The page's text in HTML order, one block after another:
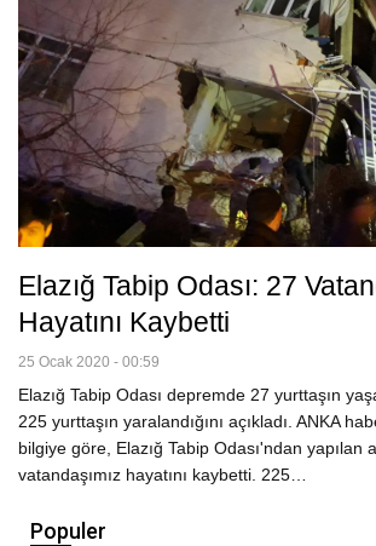
Elazığ Tabip Odası: 27
Hayatını Kaybetti
25 Ocak 2020 - 00:59
Elazığ Tabip Odası depremde 27 yurttaşın
225 yurttaşın yaralandığını açıkladı. ANKA
bilgiye göre, Elazığ Tabip Odası'ndan yapılan
vatandaşımız hayatını kaybetti. 225…
Populer